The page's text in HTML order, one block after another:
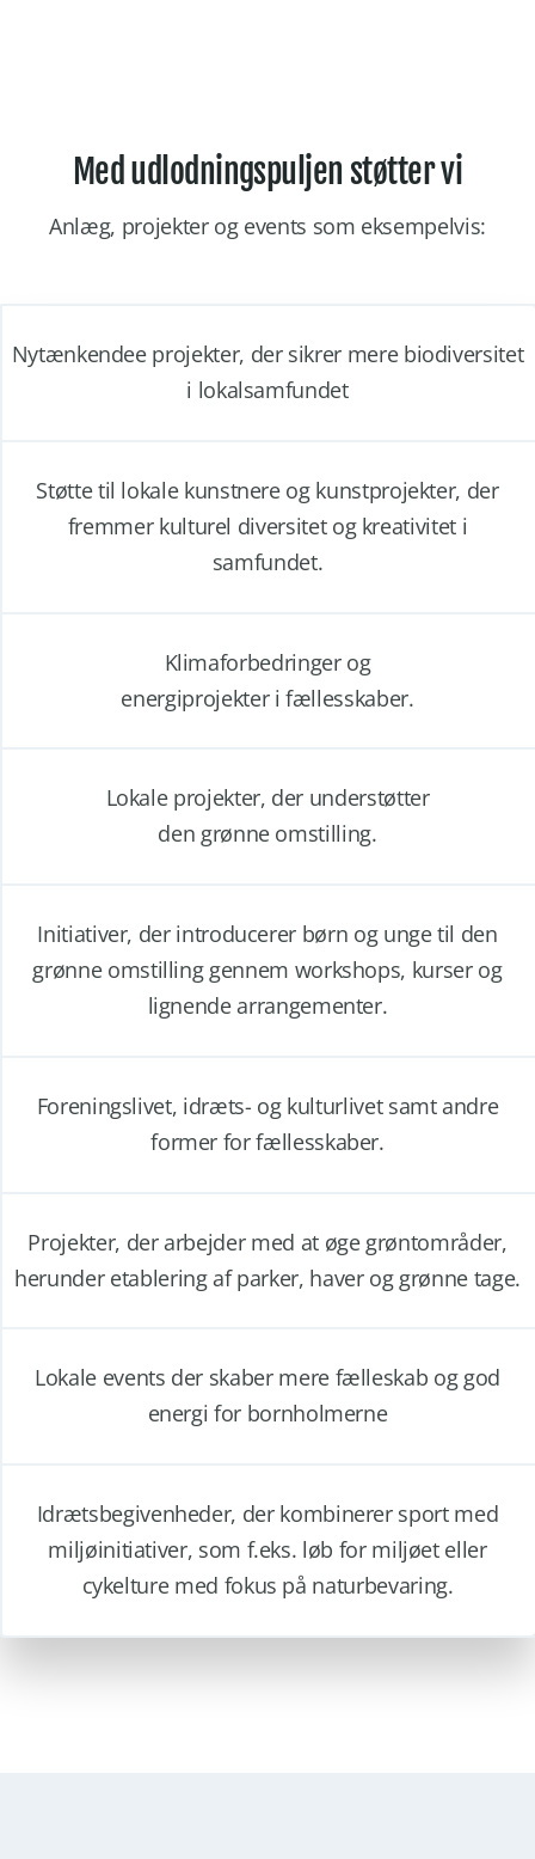
Med udlodningspuljen støtter vi
Anlæg, projekter og events som eksempelvis:
Nytænkendee projekter, der sikrer mere biodiversitet
i lokalsamfundet
Støtte til lokale kunstnere og kunstprojekter, der
fremmer kulturel diversitet og kreativitet i
samfundet.
Klimaforbedringer og
energiprojekter i fællesskaber.
Lokale projekter, der understøtter
den grønne omstilling.
Initiativer, der introducerer børn og unge til den
grønne omstilling gennem workshops, kurser og
lignende arrangementer.
Foreningslivet, idræts- og kulturlivet samt andre
former for fællesskaber.
Projekter, der arbejder med at øge grøntområder,
herunder etablering af parker, haver og grønne tage.
Lokale events der skaber mere fælleskab og god
energi for bornholmerne
Idrætsbegivenheder, der kombinerer sport med
miljøinitiativer, som f.eks. løb for miljøet eller
cykelture med fokus på naturbevaring.